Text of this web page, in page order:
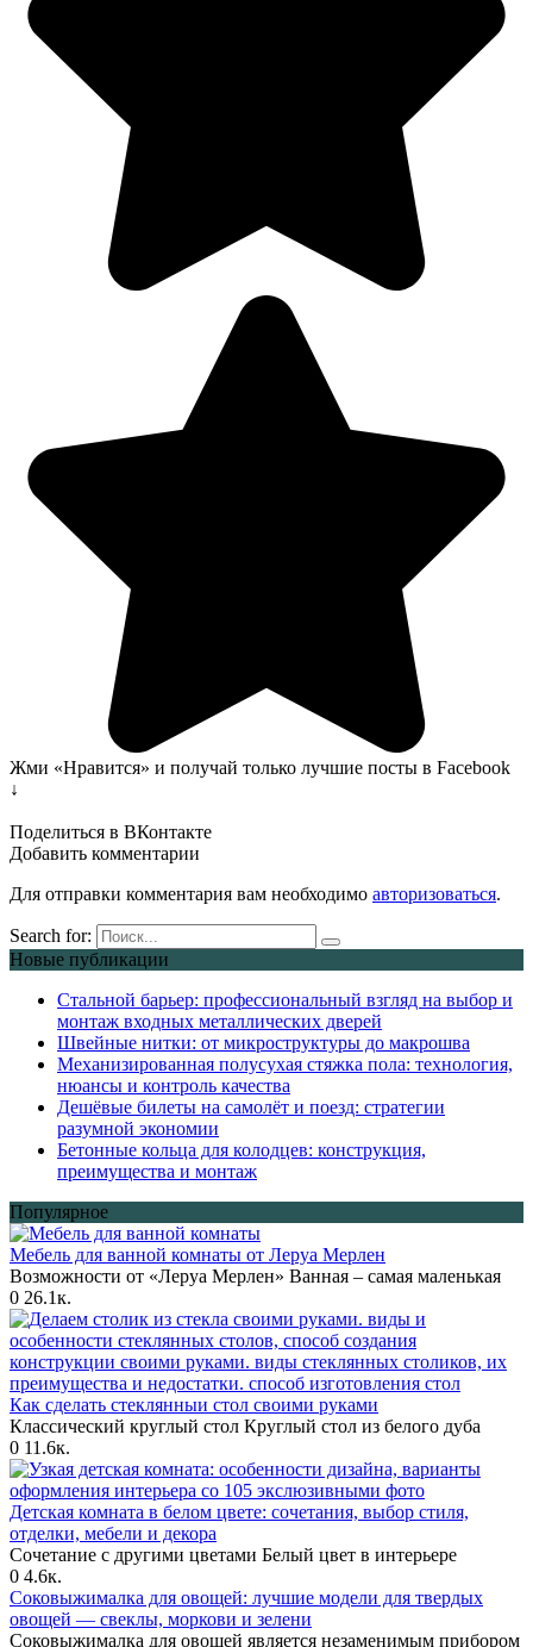
Жми «Нравится» и получай только лучшие посты в Facebook
↓
Поделиться в ВКонтакте
Добавить комментарии
Для отправки комментария вам необходимо авторизоваться.
Search for:
Новые публикации
Стальной барьер: профессиональный взгляд на выбор и
монтаж входных металлических дверей
Швейные нитки: от микроструктуры до макрошва
Механизированная полусухая стяжка пола: технология,
нюансы и контроль качества
Дешёвые билеты на самолёт и поезд: стратегии
разумной экономии
Бетонные кольца для колодцев: конструкция,
преимущества и монтаж
Популярное
Мебель для ванной комнаты от Леруа Мерлен
Возможности от «Леруа Мерлен» Ванная – самая маленькая
0 26.1к.
Как сделать стеклянныи стол своими руками
Классический круглый стол Круглый стол из белого дуба
0 11.6к.
Детская комната в белом цвете: сочетания, выбор стиля,
отделки, мебели и декора
Сочетание с другими цветами Белый цвет в интерьере
0 4.6к.
Соковыжималка для овощей: лучшие модели для твердых
овощей — свеклы, моркови и зелени
Соковыжималка для овощей является незаменимым прибором